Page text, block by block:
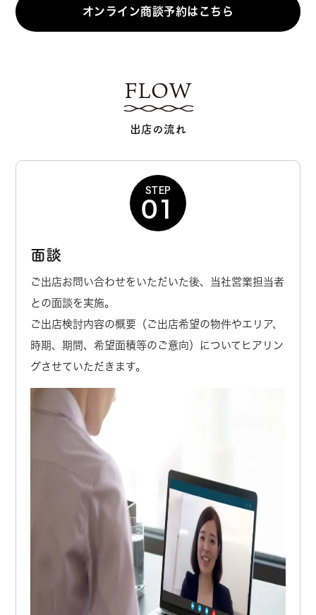
オンライン商談予約はこちら
FLOW
出店の流れ
STEP
01
面談
ご出店お問い合わせをいただいた後、当社営業担当者
との面談を実施。
ご出店検討内容の概要（ご出店希望の物件やエリア、
時期、期間、希望面積等のご意向）についてヒアリン
グさせていただきます。